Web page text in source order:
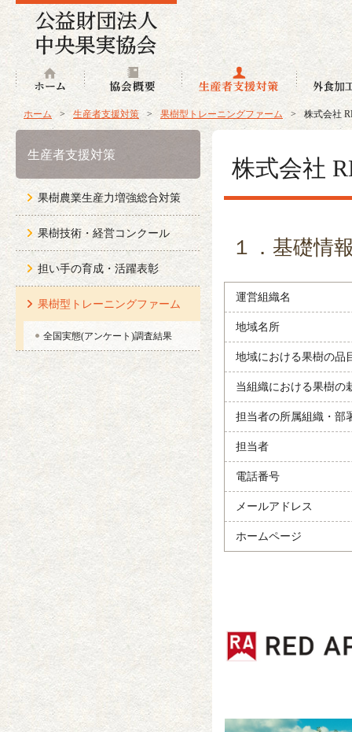
ホーム > 生産者支援対策 > 果樹型トレーニングファーム > 株式会社
生産者支援対策
果樹農業生産力増強総合対策
果樹技術・経営コンクール
担い手の育成・活躍表彰
果樹型トレーニングファーム
全国実態(アンケート)調査結果
株式会社
１．基礎情
運営組織名
地域名所
地域における果樹の品
当組織における果樹の
担当者の所属組織・部
担当者
電話番号
メールアドレス
ホームページ